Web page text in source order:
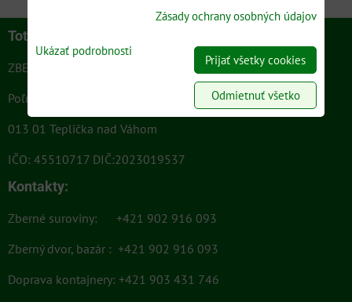
Toto je naša adresa:
ZBERNÉ Teplička s.r.o.
Poľnohospodárska ul. 1539
013 01 Teplička nad Váhom
IČO: 45510717 DIČ:2023019537
Kontakty:
Zberné suroviny: +421 902 916 093
Zberný dvor, bazár : +421 902 916 093
Doprava kontajnery: +421 903 431 746
Zásady ochrany osobných údajov
Ukázať podrobnosti
Prijať všetky cookies
Odmietnuť všetko